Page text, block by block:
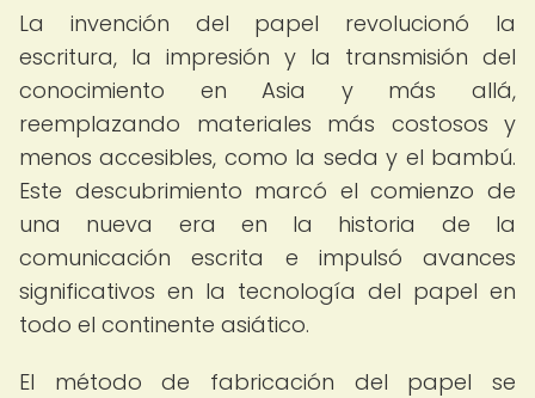
La invención del papel revolucionó la
escritura, la impresión y la transmisión del
conocimiento en Asia y más allá,
reemplazando materiales más costosos y
menos accesibles, como la seda y el bambú.
Este descubrimiento marcó el comienzo de
una nueva era en la historia de la
comunicación escrita e impulsó avances
significativos en la tecnología del papel en
todo el continente asiático.
El método de fabricación del papel se